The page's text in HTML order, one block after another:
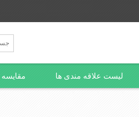
لیست علاقه مندی ها